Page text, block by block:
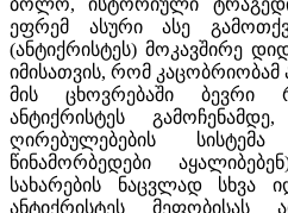
ეფრემ ასური ასე
(ანტიქრისტეს) მოკავშირე
იმისათვის, რომ კაცობრიობამ
მის ცხოვრებაში ბევრი
ანტიქრისტეს
ღირებულებების
წინამორბედები
სახარების ნაცვლად სხვა
ანტიქრისტეს მეფობისას